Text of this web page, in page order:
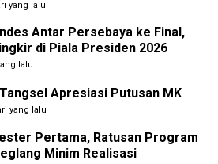
yang lalu
Antar Persebaya ke Final,
di Piala Presiden 2026
lalu
Apresiasi Putusan MK
yang lalu
Pertama, Ratusan Program
Minim Realisasi